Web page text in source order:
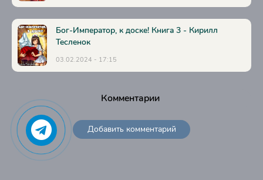
42
Бог-Император, к доске! Книга 3 - Кирилл
Тесленок
03.02.2024 - 17:15
Комментарии
Добавить комментарий